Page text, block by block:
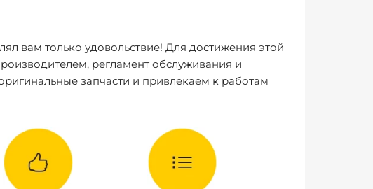
вам только удовольствие! Для достижения этой
регламент обслуживания и
запчасти и привлекаем к работам